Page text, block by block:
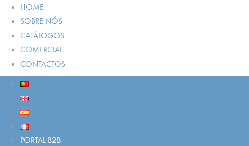
HOME
SOBRE NÓS
CATÁLOGOS
COMERCIAL
CONTACTOS
PORTAL B2B